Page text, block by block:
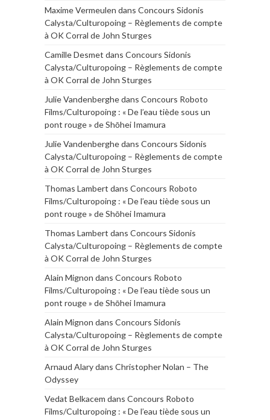
Maxime Vermeulen dans Concours Sidonis
Calysta/Culturopoing – Règlements de compte
à OK Corral de John Sturges
Camille Desmet dans Concours Sidonis
Calysta/Culturopoing – Règlements de compte
à OK Corral de John Sturges
Julie Vandenberghedans Concours Roboto
Films/Culturopoing : « De l’eau tiède sous un
pont rouge » de Shōhei Imamura
Julie Vandenberghedans Concours Sidonis
Calysta/Culturopoing – Règlements de compte
à OK Corral de John Sturges
Thomas Lambert dans Concours Roboto
Films/Culturopoing : « De l’eau tiède sous un
pont rouge » de Shōhei Imamura
Thomas Lambert dans Concours Sidonis
Calysta/Culturopoing – Règlements de compte
à OK Corral de John Sturges
Alain Mignon dans Concours Roboto
Films/Culturopoing : « De l’eau tiède sous un
pont rouge » de Shōhei Imamura
Alain Mignon dans Concours Sidonis
Calysta/Culturopoing – Règlements de compte
à OK Corral de John Sturges
Arnaud Alarydans Christopher Nolan – The
Odyssey
Vedat Belkacem dans Concours Roboto
Films/Culturopoing : « De l’eau tiède sous un